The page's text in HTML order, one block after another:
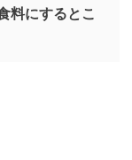
料にするとこ